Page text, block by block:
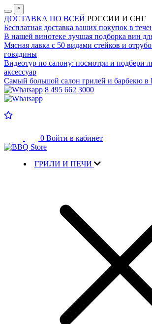
˟
ДОСТАВКА ПО ВСЕЙ РОССИИ И СНГ
Бесплатная доставка ваших покупок в
В нашей винотеке лучшая подборка вин
Мясная лавка с 50 видами стейков и
говядины
Видеотур по салону: посмотри и подбери
аксессуар
Самый большой салон грилей и барбекю в
8 495 662 3000
0 Войти в кабинет
ГРИЛИ И ПЕЧИ